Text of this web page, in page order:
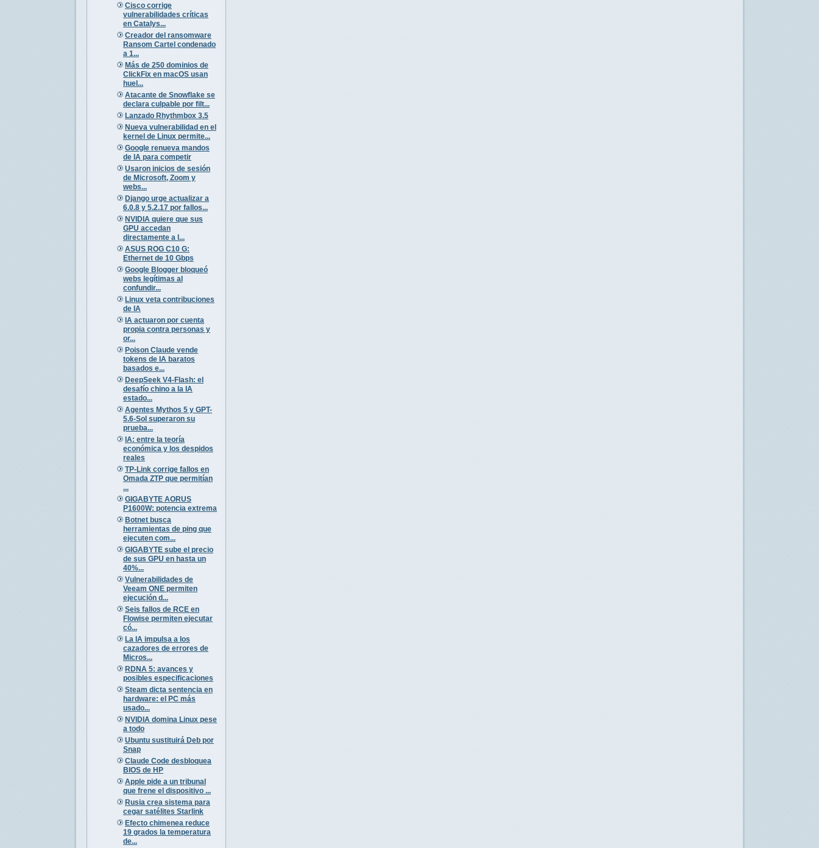
Cisco corrige
vulnerabilidades críticas
en Catalys...
Creador del ransomware
Ransom Cartel condenado
a 1...
Más de 250 dominios de
ClickFix en macOS usan
huel...
Atacante de Snowflake se
declara culpable por filt...
Lanzado Rhythmbox 3.5
Nueva vulnerabilidad en el
kernel de Linux permite...
Google renueva mandos
de IA para competir
Usaron inicios de sesión
de Microsoft, Zoom y
webs...
Django urge actualizar a
6.0.8 y 5.2.17 por fallos...
NVIDIA quiere que sus
GPU accedan
directamente a l...
ASUS ROG C10 G:
Ethernet de 10 Gbps
Google Blogger bloqueó
webs legítimas al
confundir...
Linux veta contribuciones
de IA
IA actuaron por cuenta
propia contra personas y
or...
Poison Claude vende
tokens de IA baratos
basados e...
DeepSeek V4-Flash: el
desafío chino a la IA
estado...
Agentes Mythos 5 y GPT-
5.6-Sol superaron su
prueba...
IA: entre la teoría
económica y los despidos
reales
TP-Link corrige fallos en
Omada ZTP que permitían
...
GIGABYTE AORUS
P1600W: potencia extrema
Botnet busca
herramientas de ping que
ejecuten com...
GIGABYTE sube el precio
de sus GPU en hasta un
40%...
Vulnerabilidades de
Veeam ONE permiten
ejecución d...
Seis fallos de RCE en
Flowise permiten ejecutar
có...
La IA impulsa a los
cazadores de errores de
Micros...
RDNA 5: avances y
posibles especificaciones
Steam dicta sentencia en
hardware: el PC más
usado...
NVIDIA domina Linux pese
a todo
Ubuntu sustituirá Deb por
Snap
Claude Code desbloquea
BIOS de HP
Apple pide a un tribunal
que frene el dispositivo ...
Rusia crea sistema para
cegar satélites Starlink
Efecto chimenea reduce
19 grados la temperatura
de...